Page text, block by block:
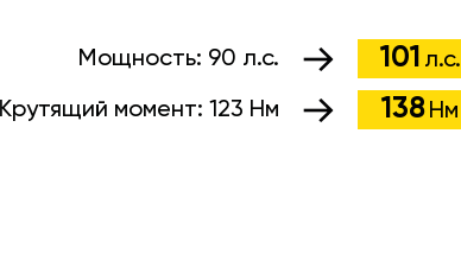
Мощность: 90 л.с. 101 л.с.
Крутящий момент: 123 Нм 138 Нм